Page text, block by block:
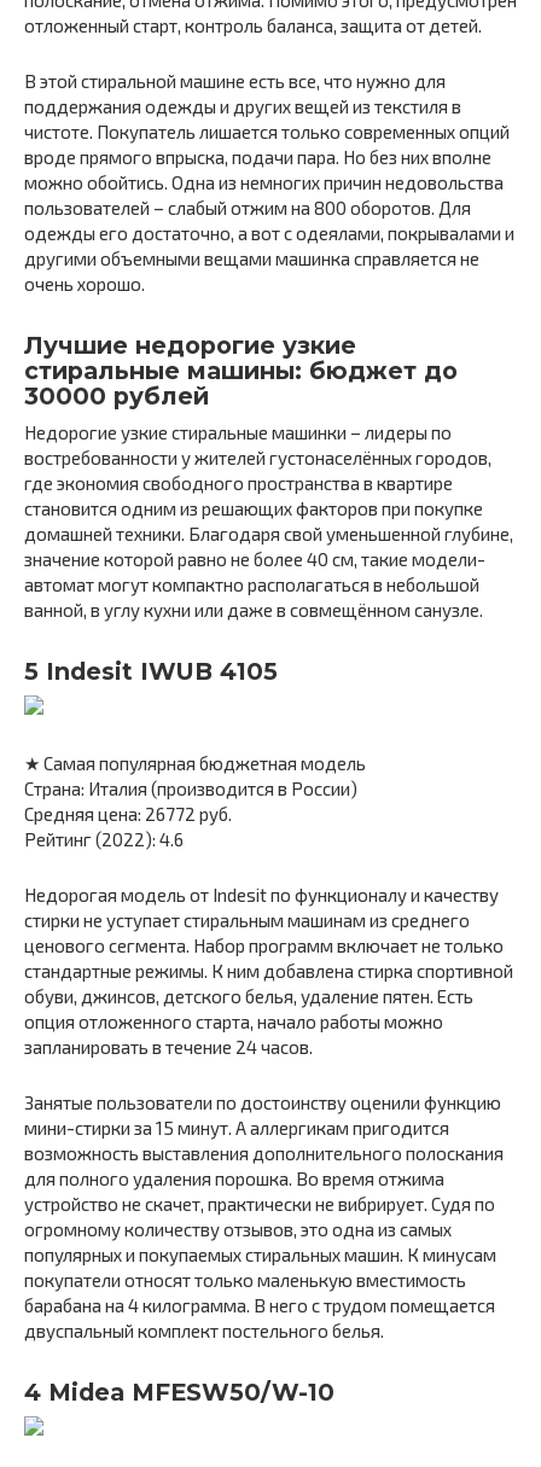
отложенный старт, контроль баланса, защита от детей.
В этой стиральной машине есть все, что нужно для
поддержания одежды и других вещей из текстиля в
чистоте. Покупатель лишается только современных опций
вроде прямого впрыска, подачи пара. Но без них вполне
можно обойтись. Одна из немногих причин недовольства
пользователей – слабый отжим на 800 оборотов. Для
одежды его достаточно, а вот с одеялами, покрывалами и
другими объемными вещами машинка справляется не
очень хорошо.
Лучшие недорогие узкие
стиральные машины: бюджет до
30000 рублей
Недорогие узкие стиральные машинки – лидеры по
востребованности у жителей густонаселённых городов,
где экономия свободного пространства в квартире
становится одним из решающих факторов при покупке
домашней техники. Благодаря свой уменьшенной глубине,
значение которой равно не более 40 см, такие модели-
автомат могут компактно располагаться в небольшой
ванной, в углу кухни или даже в совмещённом санузле.
5 Indesit IWUB 4105
★ Самая популярная бюджетная модель
Страна: Италия (производится в России)
Средняя цена: 26772 руб.
Рейтинг (2022): 4.6
Недорогая модель от Indesit по функционалу и качеству
стирки не уступает стиральным машинам из среднего
ценового сегмента. Набор программ включает не только
стандартные режимы. К ним добавлена стирка спортивной
обуви, джинсов, детского белья, удаление пятен. Есть
опция отложенного старта, начало работы можно
запланировать в течение 24 часов.
Занятые пользователи по достоинству оценили функцию
мини-стирки за 15 минут. А аллергикам пригодится
возможность выставления дополнительного полоскания
для полного удаления порошка. Во время отжима
устройство не скачет, практически не вибрирует. Судя по
огромному количеству отзывов, это одна из самых
популярных и покупаемых стиральных машин. К минусам
покупатели относят только маленькую вместимость
барабана на 4 килограмма. В него с трудом помещается
двуспальный комплект постельного белья.
4 Midea MFESW50/W-10